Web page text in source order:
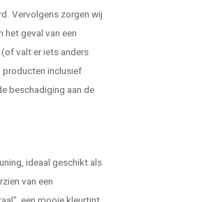
Vervolgens zorgen wij
het geval van een
valt er iets anders
producten inclusief
beschadiging aan de
ideaal geschikt als
van een